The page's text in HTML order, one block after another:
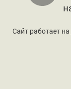
Сайт работает на